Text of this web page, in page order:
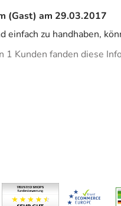
(Gast) am 29.03.2017
einfach zu handhaben,
1 Kunden fanden diese